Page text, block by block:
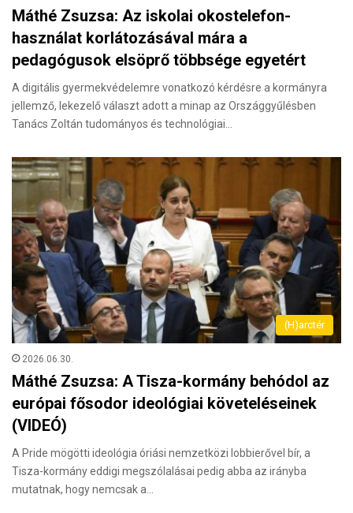
Máthé Zsuzsa: Az iskolai okostelefon-
használat korlátozásával mára a
pedagógusok elsöprő többsége egyetért
A digitális gyermekvédelemre vonatkozó kérdésre a kormányra
jellemző, lekezelő választ adott a minap az Országgyűlésben
Tanács Zoltán tudományos és technológiai…
(H)arctér
2026.06.30.
Máthé Zsuzsa: A Tisza-kormány behódol az
európai fősodor ideológiai követeléseinek
(VIDEÓ)
A Pride mögötti ideológia óriási nemzetközi lobbierővel bír, a
Tisza-kormány eddigi megszólalásai pedig abba az irányba
mutatnak, hogy nemcsak a…